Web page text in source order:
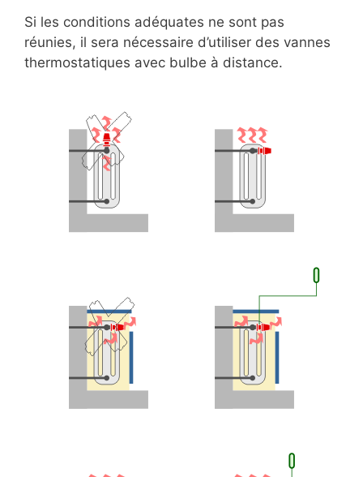
Si les conditions adéquates ne sont pas
réunies, il sera nécessaire d’utiliser des vannes
thermostatiques avec bulbe à distance.